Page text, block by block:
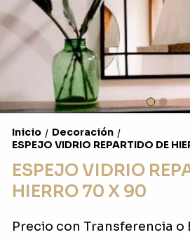
Inicio / Decoración /
ESPEJO VIDRIO REPARTIDO DE
ESPEJO VIDRIO
HIERRO 70 X 90
Precio con Transferencia o